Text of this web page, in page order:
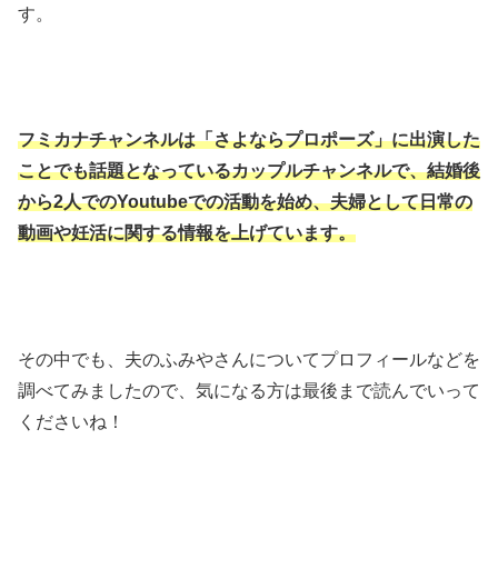
す。
フミカナチャンネルは「さよならプロポーズ」に出演した
ことでも話題となっているカップルチャンネルで、結婚後
から2人でのYoutubeでの活動を始め、夫婦として日常の
動画や妊活に関する情報を上げています。
その中でも、夫のふみやさんについてプロフィールなどを
調べてみましたので、気になる方は最後まで読んでいって
くださいね！